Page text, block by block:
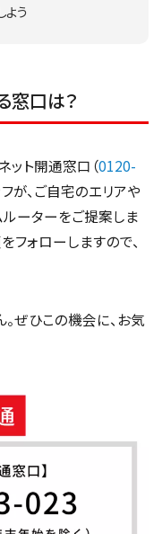
う
窓口は？
ット開通窓口（0120-
が、ご自宅のエリアや
ーターをご提案しま
フォローしますので、
ぜひこの機会に、お気